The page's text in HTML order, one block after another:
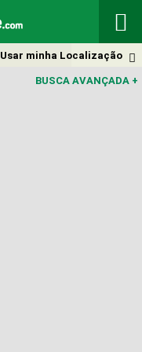


Usar minha Localização
BUSCA AVANÇADA +